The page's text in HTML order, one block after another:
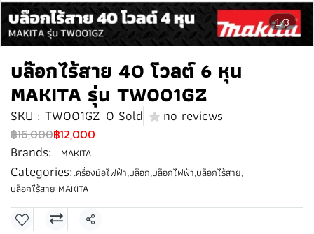
1/3
บล๊อกไร้สาย 40 โวลต์ 6 หุน
MAKITA รุ่น TW001GZ
SKU : TW001GZ 0 Sold no reviews
฿16,000฿12,000
Brands: MAKITA
Categories:เครื่องมือไฟฟ้า,บล็อก,บล็อกไฟฟ้า,บล็อกไร้สาย,
บล็อกไร้สาย MAKITA
Share